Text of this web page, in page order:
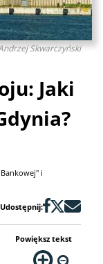
Skwarczyński
Jaki
i
Udostępnij:
Powiększ tekst